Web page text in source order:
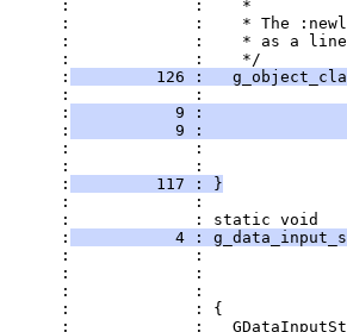
:             :    *
:             :    * The
:             :    * as a
:             :    */
:
126 :
:             :
:
9 :
:
9 :
:             :
:             :
:
         117 : }
:             :
:             : static void
:
4 :
:             :
:             :
:             :
:             : {
:             :